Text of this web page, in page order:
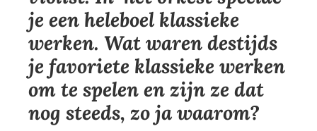
je een heleboel klassieke
werken. Wat waren destijds
je favoriete klassieke werken
om te spelen en zijn ze dat
nog steeds, zo ja waarom?